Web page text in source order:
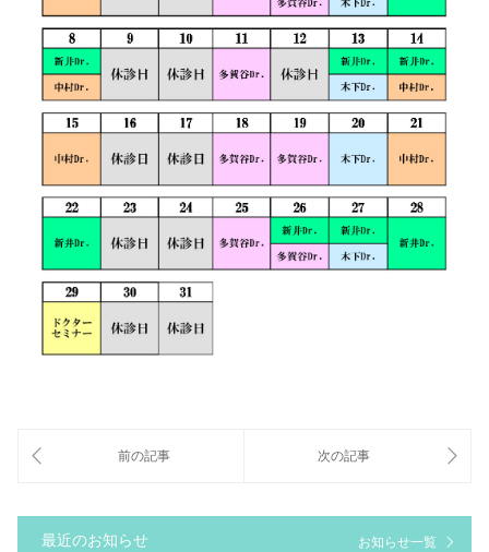
最近のお知らせ お知らせ一覧